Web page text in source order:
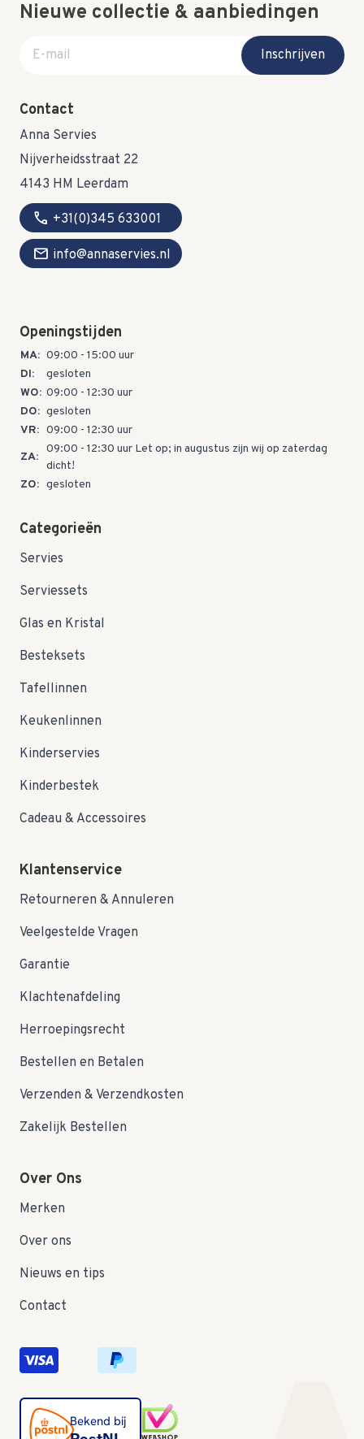
Nieuwe collectie & aanbiedingen
E-mail adres
Inschrijven
Contact
Anna Servies
Nijverheidsstraat 22
4143 HM Leerdam
call +31(0)345 633001
mail info@annaservies.nl
Openingstijden
MA: 09:00 - 15:00 uur
DI:
gesloten
WO: 09:00 - 12:30 uur
DO: gesloten
VR: 09:00 - 12:30 uur
ZA:
09:00 - 12:30 uur Let op; in augustus zijn wij op zaterdag
dicht!
ZO: gesloten
Categorieën
Servies
Serviessets
Glas en Kristal
Besteksets
Tafellinnen
Keukenlinnen
Kinderservies
Kinderbestek
Cadeau & Accessoires
Klantenservice
Retourneren & Annuleren
Veelgestelde Vragen
Garantie
Klachtenafdeling
Herroepingsrecht
Bestellen en Betalen
Verzenden & Verzendkosten
Zakelijk Bestellen
Over Ons
Merken
Over ons
Nieuws en tips
Contact